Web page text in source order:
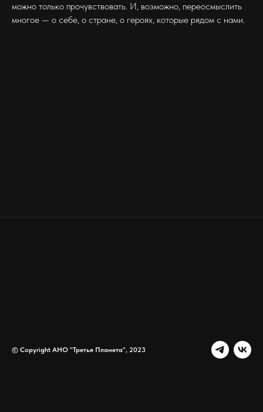
можно только прочувствовать. И, возможно, переосмыслить
многое — о себе, о стране, о героях, которые рядом с нами.
© Copyright АНО "Третья Планета", 2023